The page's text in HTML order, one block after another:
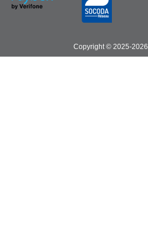
Copyright © 2025-2026